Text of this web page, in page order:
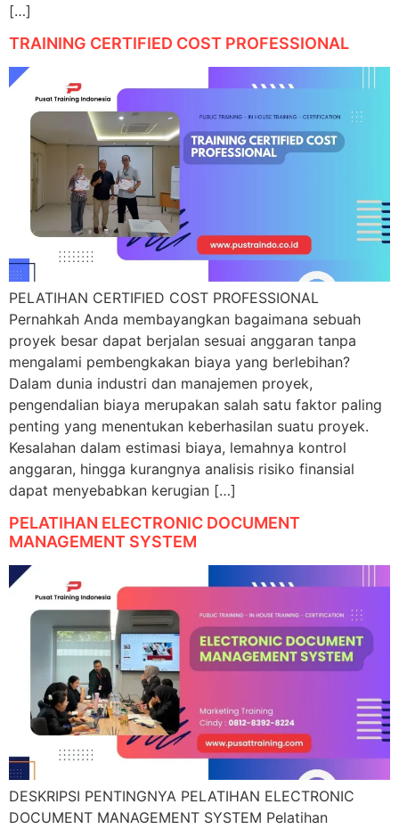
[…]
TRAINING CERTIFIED COST PROFESSIONAL
PELATIHAN CERTIFIED COST PROFESSIONAL
Pernahkah Anda membayangkan bagaimana sebuah
proyek besar dapat berjalan sesuai anggaran tanpa
mengalami pembengkakan biaya yang berlebihan?
Dalam dunia industri dan manajemen proyek,
pengendalian biaya merupakan salah satu faktor paling
penting yang menentukan keberhasilan suatu proyek.
Kesalahan dalam estimasi biaya, lemahnya kontrol
anggaran, hingga kurangnya analisis risiko finansial
dapat menyebabkan kerugian […]
PELATIHAN ELECTRONIC DOCUMENT
MANAGEMENT SYSTEM
DESKRIPSI PENTINGNYA PELATIHAN ELECTRONIC
DOCUMENT MANAGEMENT SYSTEM Pelatihan